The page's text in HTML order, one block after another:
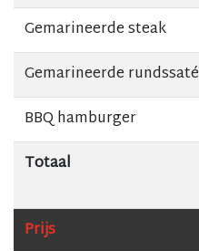
Gemarineerde steak
Gemarineerde rundssaté
BBQ hamburger
Totaal
Prijs